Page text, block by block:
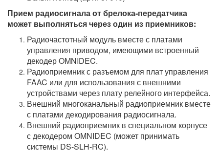
Прием радиосигнала от брелока-передатчика
может выполняться через один из приемников:
Радиочастотный модуль вместе с платами
управления приводом, имеющими встроенный
декодер OMNIDEC.
Радиоприемник с разъемом для плат управления
FAAC или для использования с внешними
устройствами через плату релейного интерфейса.
Внешний многоканальный радиоприемник вместе
с платами декодирования радиосигнала.
Внешний радиоприемник в специальном корпусе
с декодером OMNIDEC (может принимать
системы DS-SLH-RC).